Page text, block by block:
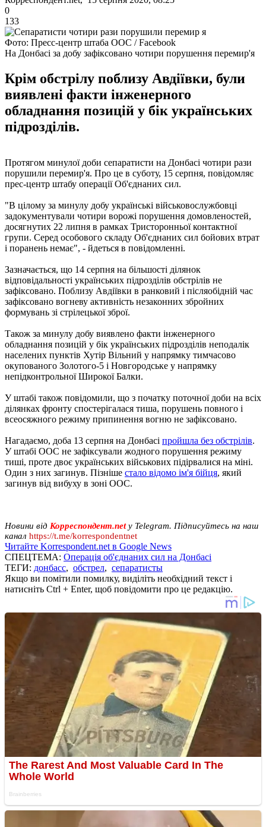
0
133
Фото: Пресс-центр штаба ООС / Facebook
На Донбасі за добу зафіксовано чотири порушення перемир'я
Крім обстрілу поблизу Авдіївки, були
виявлені факти інженерного
обладнання позицій у бік українських
підрозділів.
Протягом минулої доби сепаратисти на Донбасі чотири рази
порушили перемир'я. Про це в суботу, 15 серпня, повідомляє
прес-центр штабу операції Об'єднаних сил.
"В цілому за минулу добу українські військовослужбовці
задокументували чотири ворожі порушення домовленостей,
досягнутих 22 липня в рамках Тристоронньої контактної
групи. Серед особового складу Об'єднаних сил бойових втрат
і поранень немає", - йдеться в повідомленні.
Зазначається, що 14 серпня на більшості ділянок
відповідальності українських підрозділів обстрілів не
зафіксовано. Поблизу Авдіївки в ранковий і післяобідній час
зафіксовано вогневу активність незаконних збройних
формувань зі стрілецької зброї.
Також за минулу добу виявлено факти інженерного
обладнання позицій у бік українських підрозділів неподалік
населених пунктів Хутір Вільний у напрямку тимчасово
окупованого Золотого-5 і Новгородське у напрямку
непідконтрольної Широкої Балки.
У штабі також повідомили, що з початку поточної доби на всіх
ділянках фронту спостерігалася тиша, порушень повного і
всеосяжного режиму припинення вогню не зафіксовано.
Нагадаємо, доба 13 серпня на Донбасі пройшла без обстрілів.
У штабі ООС не зафіксували жодного порушення режиму
тиші, проте двоє українських військових підірвалися на міні.
Один з них загинув. Пізніше стало відомо ім'я бійця, який
загинув від вибуху в зоні ООС.
Новини від Корреспондент.net у Telegram. Підписуйтесь на наш
канал https://t.me/korrespondentnet
Читайте Korrespondent.net в Google News
СПЕЦТЕМА: Операція об'єднаних сил на Донбасі
ТЕГИ: донбасс, обстрел, сепаратисты
Якщо ви помітили помилку, виділіть необхідний текст і
натисніть Ctrl + Enter, щоб повідомити про це редакцію.